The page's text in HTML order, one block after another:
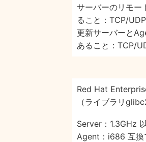
サーバーのリモー
ること：TCP/
更新サーバーと
あること：TCP/
Red Hat
（ライブラリ
Server：1.3GHz
Agent：i686 互換